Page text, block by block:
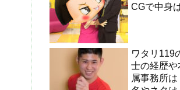
CGで中身
ワタリ119
士の経歴や
属事務所